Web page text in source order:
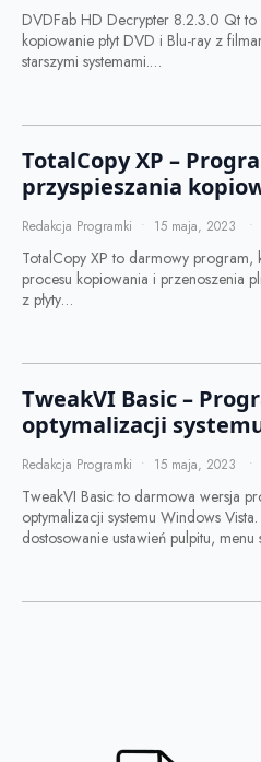
DVDFab HD Decrypter 8.2.3.0 Qt
kopiowanie płyt DVD i Blu-ray z
starszymi systemami.…
TotalCopy XP –
przyspieszania
Redakcja Programki 15 maja, 2023
TotalCopy XP to darmowy program,
procesu kopiowania i przenoszenia
z płyty…
TweakVI Basic –
optymalizacji
Redakcja Programki 15 maja, 2023
TweakVI Basic to darmowa wersja
optymalizacji systemu Windows
dostosowanie ustawień pulpitu, menu